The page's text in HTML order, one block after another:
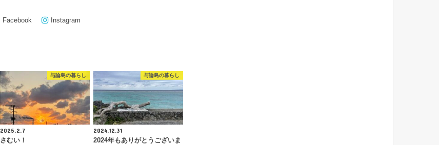
Facebook Instagram
与論島の暮らし
2025.2.7
さむい！
与論島の暮らし
2024.12.31
2024年もありがとうございま